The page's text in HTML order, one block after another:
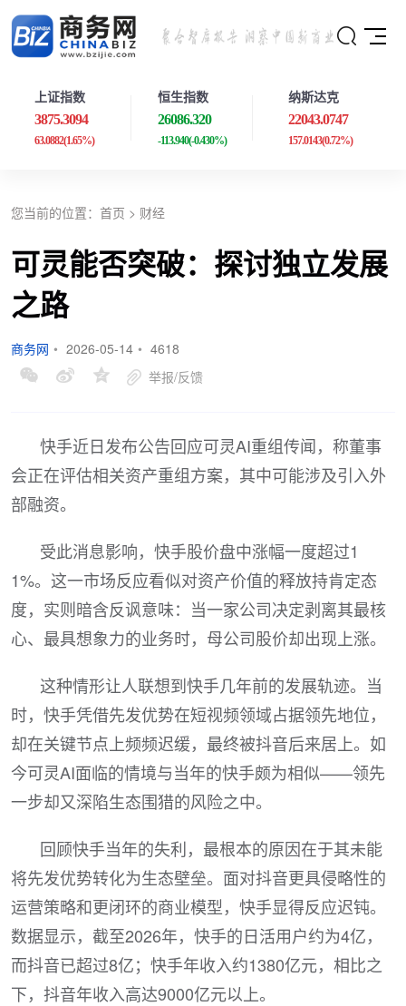
上证指数
3875.3094
63.0882(1.65%)
恒生指数
26086.320
-113.940(-0.430%)
纳斯达克
22043.0747
157.0143(0.72%)
您当前的位置： 首页 > 财经
可灵能否突破：探讨独立发展
之路
商务网 • 2026-05-14 • 4618
举报/反馈
快手近日发布公告回应可灵AI重组传闻，称董事
会正在评估相关资产重组方案，其中可能涉及引入外
部融资。
受此消息影响，快手股价盘中涨幅一度超过1
1%。这一市场反应看似对资产价值的释放持肯定态
度，实则暗含反讽意味：当一家公司决定剥离其最核
心、最具想象力的业务时，母公司股价却出现上涨。
这种情形让人联想到快手几年前的发展轨迹。当
时，快手凭借先发优势在短视频领域占据领先地位，
却在关键节点上频频迟缓，最终被抖音后来居上。如
今可灵AI面临的情境与当年的快手颇为相似——领先
一步却又深陷生态围猎的风险之中。
回顾快手当年的失利，最根本的原因在于其未能
将先发优势转化为生态壁垒。面对抖音更具侵略性的
运营策略和更闭环的商业模型，快手显得反应迟钝。
数据显示，截至2026年，快手的日活用户约为4亿，
而抖音已超过8亿；快手年收入约1380亿元，相比之
下，抖音年收入高达9000亿元以上。